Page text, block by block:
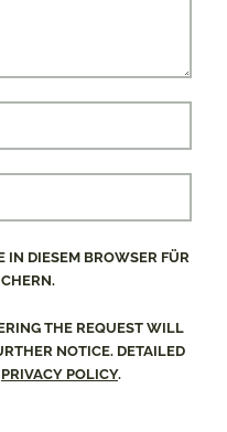
IN DIESEM BROWSER FÜR
THE REQUEST WILL
NOTICE. DETAILED
PRIVACY POLICY.